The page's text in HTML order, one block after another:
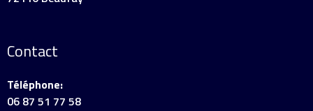
Contact
Téléphone:
06 87 51 77 58